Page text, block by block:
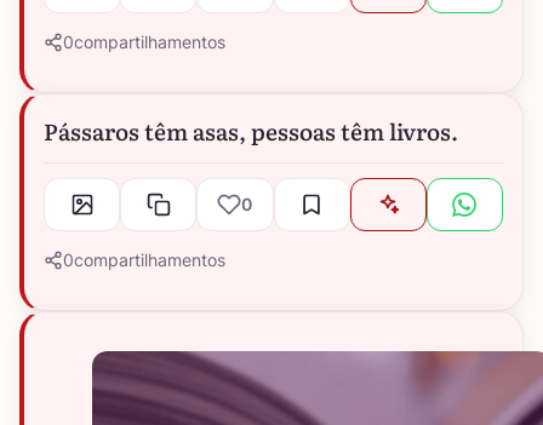
0compartilhamentos
Pássaros têm asas, pessoas têm livros.
0
0compartilhamentos